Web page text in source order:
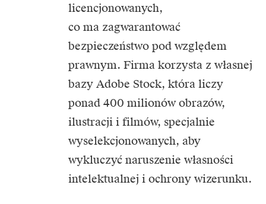
licencjonowanych,
co ma zagwarantować
bezpieczeństwo pod względem
prawnym. Firma korzysta z własnej
bazy Adobe Stock, która liczy
ponad 400 milionów obrazów,
ilustracji i filmów, specjalnie
wyselekcjonowanych, aby
wykluczyć naruszenie własności
intelektualnej i ochrony wizerunku.